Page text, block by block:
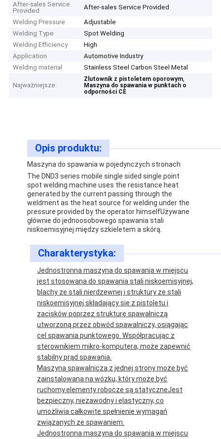
After-sales Service
Provided
After-sales Service Provided
Welding Pressure
Adjustable
Welding Type
Spot Welding
Welding Efficiency
High
Application
Automotive Industry
Welding material
Stainless Steel Carbon Steel Metal
Najważniejsze:
Zlutownik z pistoletem oporowym,
Maszyna do spawania w punktach o
odporności CE
Opis produktu:
Maszyna do spawania w pojedynczych stronach
The DND3 series mobile single sided single point
spot welding machine uses the resistance heat
generated by the current passing through the
weldment as the heat source for welding under the
pressure provided by the operator himselfUżywane
głównie do jednoosobowego spawania stali
niskoemisyjnej między szkieletem a skórą.
Charakterystyka:
Jednostronna maszyna do spawania w miejscu
jest stosowana do spawania stali niskoemisyjnej,
blachy ze stali nierdzewnej i struktury ze stali
niskoemisyjnej.składający się z pistoletu i
zacisków poprzez strukturę spawalniczą
utworzoną przez obwód spawalniczy, osiągając
cel spawania punktowego. Współpracując z
sterownikiem mikro-komputera, może zapewnić
stabilny prąd spawania.
Maszyna spawalnicza z jednej strony może być
zainstalowana na wózku, który może być
ruchomy.elementy robocze są statyczneJest
bezpieczny, niezawodny i elastyczny, co
umożliwia całkowite spełnienie wymagań
związanych ze spawaniem.
Jednostronna maszyna do spawania w miejscu